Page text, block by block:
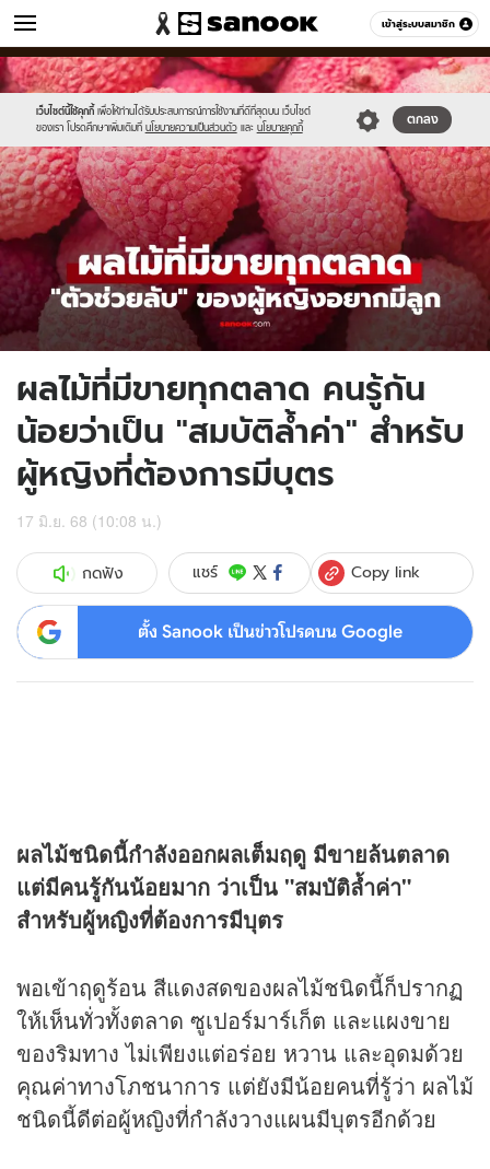
เข้าสู่ระบบสมาชิก
ข่าว หมวดอื่นๆ
เว็บไซต์นี้ใช้คุกกี้ เพื่อให้ท่านได้รับประสบการณ์การใช้งานที่ดีที่สุดบน เว็บไซต์
ของเรา โปรดศึกษาเพิ่มเติมที่ นโยบายความเป็นส่วนตัว และ นโยบายคุกกี้
ตกลง
Sanook
//s.isanook.com/sr/0/images/logo-
new-
sanook.png
600
60
//s.isanook.com/ns/0/ud/1960/9803046/new-
thumbnail1200x720_v2.jpg
ผลไม้ที่มีขายทุกตลาด คนรู้กัน
น้อยว่าเป็น "สมบัติล้ำค่า" สำหรับ
ผู้หญิงที่ต้องการมีบุตร
17 มิ.ย. 68 (10:08 น.)
กดฟัง แชร์ Copy link
ตั้ง Sanook เป็นข่าวโปรดบน Google
ผลไม้ชนิดนี้กำลังออกผลเต็มฤดู มีขายล้นตลาด
แต่มีคนรู้กันน้อยมาก ว่าเป็น "สมบัติล้ำค่า"
สำหรับผู้หญิงที่ต้องการมีบุตร
พอเข้าฤดูร้อน สีแดงสดของผลไม้ชนิดนี้ก็ปรากฏ
ให้เห็นทั่วทั้งตลาด ซูเปอร์มาร์เก็ต และแผงขาย
ของริมทาง ไม่เพียงแต่อร่อย หวาน และอุดมด้วย
คุณค่าทางโภชนาการ แต่ยังมีน้อยคนที่รู้ว่า ผลไม้
ชนิดนี้ดีต่อผู้หญิงที่กำลังวางแผนมีบุตรอีกด้วย